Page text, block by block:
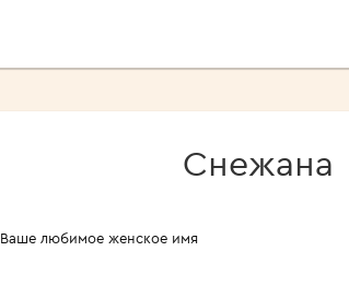
Снежана
Ваше любимое женское имя